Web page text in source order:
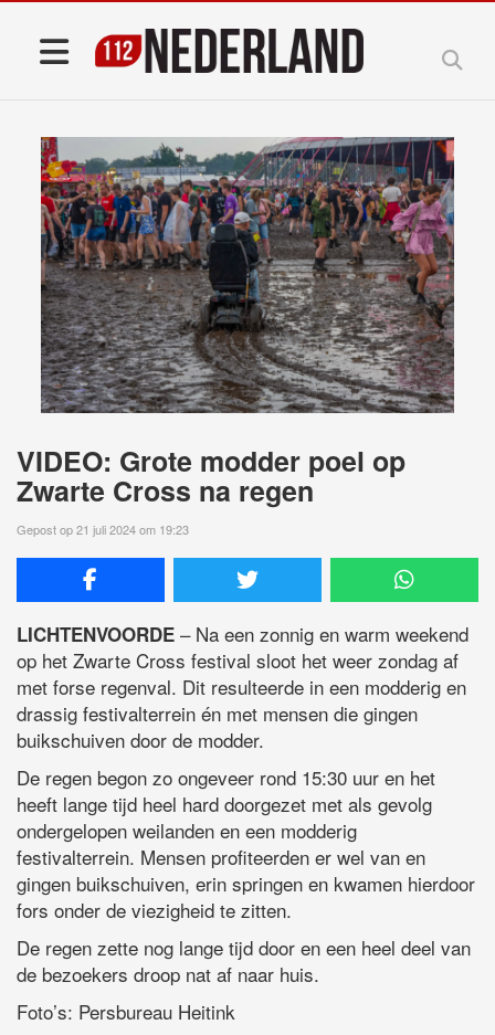
VIDEO: Grote modder poel op
Zwarte Cross na regen
Gepost op 21 juli 2024 om 19:23
LICHTENVOORDE – Na een zonnig en warm weekend
op het Zwarte Cross festival sloot het weer zondag af
met forse regenval. Dit resulteerde in een modderig en
drassig festivalterrein én met mensen die gingen
buikschuiven door de modder.
De regen begon zo ongeveer rond 15:30 uur en het
heeft lange tijd heel hard doorgezet met als gevolg
ondergelopen weilanden en een modderig
festivalterrein. Mensen profiteerden er wel van en
gingen buikschuiven, erin springen en kwamen hierdoor
fors onder de viezigheid te zitten.
De regen zette nog lange tijd door en een heel deel van
de bezoekers droop nat af naar huis.
Foto’s: Persbureau Heitink